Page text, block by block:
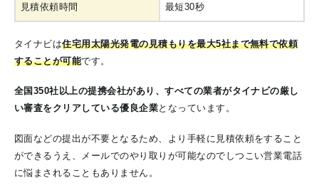
見積依頼時間 最短30秒
タイナビは住宅用太陽光発電の見積もりを最大5社まで無料で依頼
することが可能です。
全国350社以上の提携会社があり、すべての業者がタイナビの厳し
い審査をクリアしている優良企業となっています。
図面などの提出が不要となるため、より手軽に見積依頼をすること
ができるうえ、メールでのやり取りが可能なのでしつこい営業電話
に悩まされることもありません。